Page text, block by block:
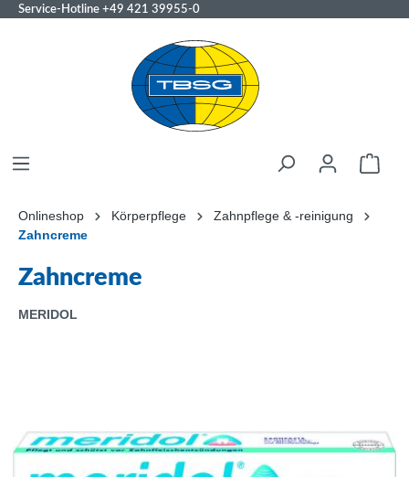
Service-Hotline +49 421 39955-0
Onlineshop Körperpflege
Zahnpflege & -reinigung
Zahncreme
Zahncreme
MERIDOL